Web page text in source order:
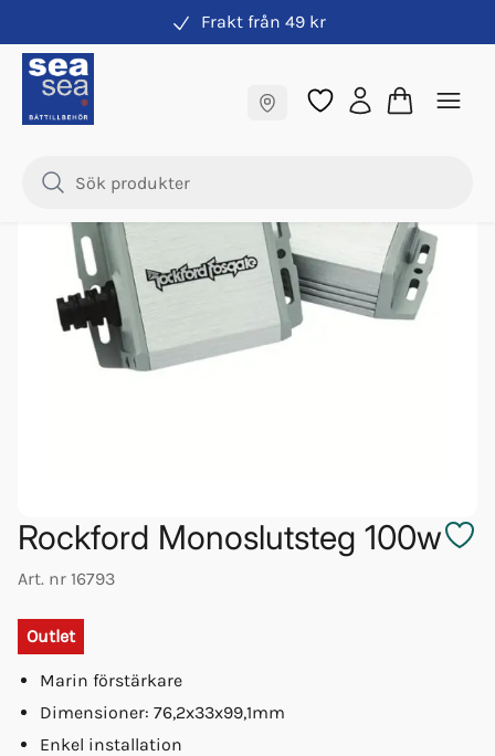
Frakt från 49 kr
Samma pris online & i butik
-25%
Rockford Monoslutsteg 100w
Art. nr 16793
Outlet
Marin förstärkare
Dimensioner: 76,2x33x99,1mm
Enkel installation